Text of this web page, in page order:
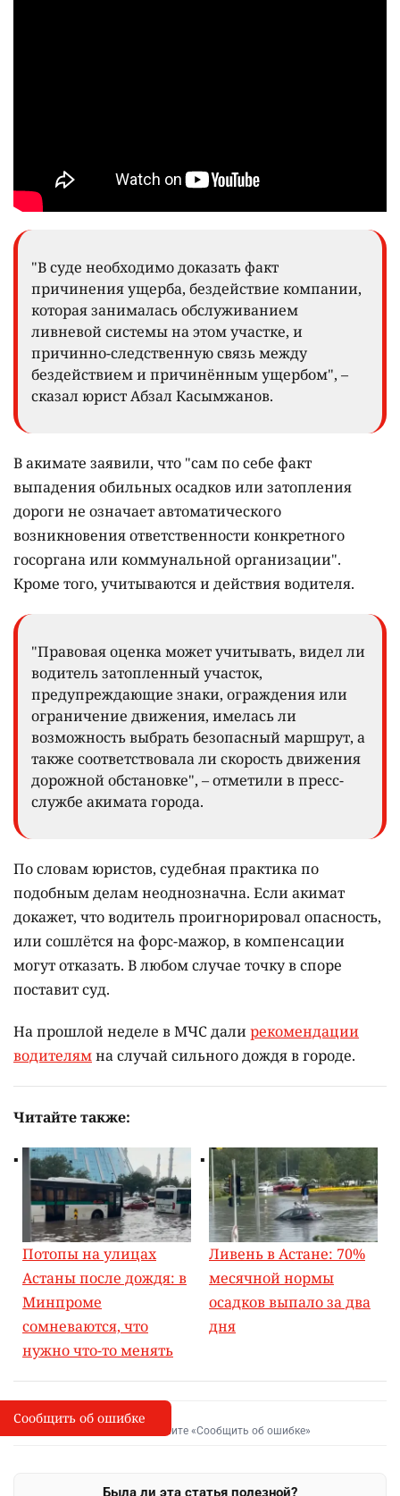
"В суде необходимо доказать факт
причинения ущерба, бездействие компании,
которая занималась обслуживанием
ливневой системы на этом участке, и
причинно-следственную связь между
бездействием и причинённым ущербом", –
сказал юрист Абзал Касымжанов.
В акимате заявили, что "сам по себе факт
выпадения обильных осадков или затопления
дороги не означает автоматического
возникновения ответственности конкретного
госоргана или коммунальной организации".
Кроме того, учитываются и действия водителя.
"Правовая оценка может учитывать, видел ли
водитель затопленный участок,
предупреждающие знаки, ограждения или
ограничение движения, имелась ли
возможность выбрать безопасный маршрут, а
также соответствовала ли скорость движения
дорожной обстановке", – отметили в пресс-
службе акимата города.
По словам юристов, судебная практика по
подобным делам неоднозначна. Если акимат
докажет, что водитель проигнорировал опасность,
или сошлётся на форс-мажор, в компенсации
могут отказать. В любом случае точку в споре
поставит суд.
На прошлой неделе в МЧС далирекомендации
водителямна случай сильного дождя в городе.
Читайте также:
Потопы на улицах
Астаны после дождя: в
Минпроме
сомневаются, что
нужно что-то менять
Ливень в Астане: 70%
месячной нормы
осадков выпало за два
дня
I
Сообщить об опечатке
Выделите фрагмент и нажмите «Сообщить об ошибке»
Сообщить об ошибке